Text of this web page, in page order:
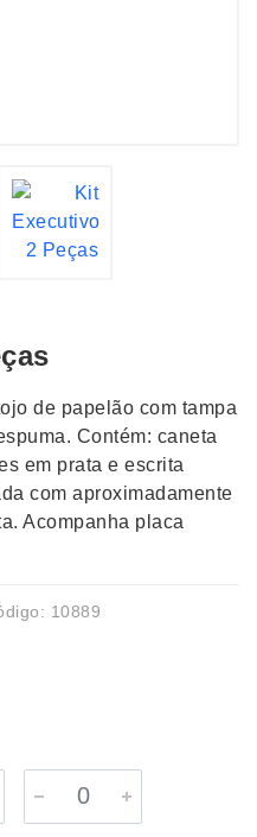
de papelão com tampa
Contém: caneta
em prata e escrita
com aproximadamente
Acompanha placa
10889